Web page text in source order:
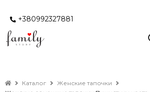
+380992327881
Каталог
Женские тапочки